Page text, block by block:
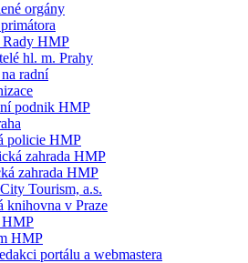
orgány
Rady HMP
hl. m. Prahy
radní
podnik HMP
policie HMP
zahrada HMP
zahrada HMP
Tourism, a.s.
knihovna v Praze
HMP
HMP
portálu a webmastera